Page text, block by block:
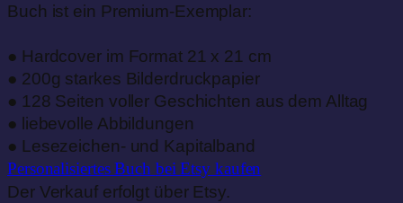
Buch ist ein Premium-Exemplar:
● Hardcover im Format 21 x 21 cm
● 200g starkes Bilderdruckpapier
● 128 Seiten voller Geschichten aus dem Alltag
● liebevolle Abbildungen
● Lesezeichen- und Kapitalband
Personalisiertes Buch bei Etsy kaufen
Der Verkauf erfolgt über Etsy.